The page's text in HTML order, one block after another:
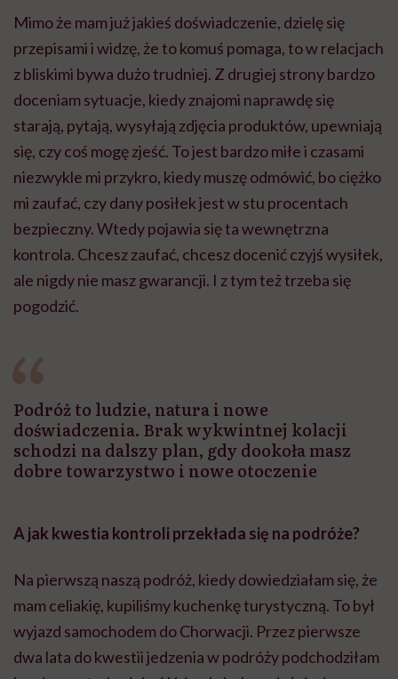
Mimo że mam już jakieś doświadczenie, dzielę się
przepisami i widzę, że to komuś pomaga, to w relacjach
z bliskimi bywa dużo trudniej. Z drugiej strony bardzo
doceniam sytuacje, kiedy znajomi naprawdę się
starają, pytają, wysyłają zdjęcia produktów, upewniają
się, czy coś mogę zjeść. To jest bardzo miłe i czasami
niezwykle mi przykro, kiedy muszę odmówić, bo ciężko
mi zaufać, czy dany posiłek jest w stu procentach
bezpieczny. Wtedy pojawia się ta wewnętrzna
kontrola. Chcesz zaufać, chcesz docenić czyjś wysiłek,
ale nigdy nie masz gwarancji. I z tym też trzeba się
pogodzić.
Podróż to ludzie, natura i nowe
doświadczenia. Brak wykwintnej kolacji
schodzi na dalszy plan, gdy dookoła masz
dobre towarzystwo i nowe otoczenie
A jak kwestia kontroli przekłada się na podróże?
Na pierwszą naszą podróż, kiedy dowiedziałam się, że
mam celiakię, kupiliśmy kuchenkę turystyczną. To był
wyjazd samochodem do Chorwacji. Przez pierwsze
dwa lata do kwestii jedzenia w podróży podchodziłam